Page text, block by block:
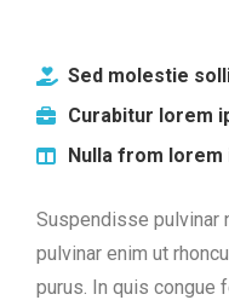
Sed molestie
Curabitur lorem
Nulla from lorem
Suspendisse pulvinar
pulvinar enim ut
purus. In quis congue